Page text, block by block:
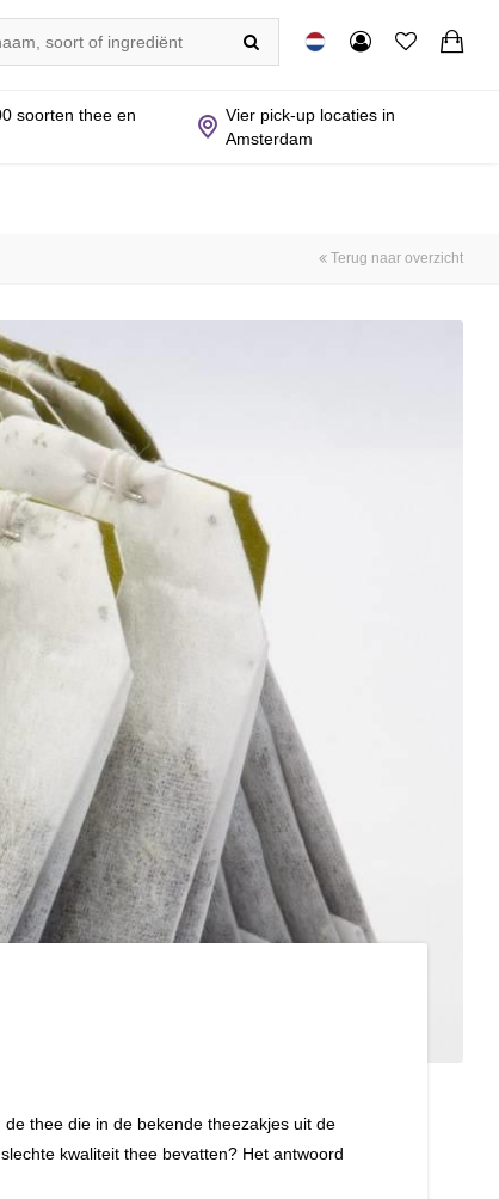
soorten thee en
Vier pick-up locaties in
Amsterdam
Terug naar overzicht
thee die in de bekende theezakjes uit de
kwaliteit thee bevatten? Het antwoord